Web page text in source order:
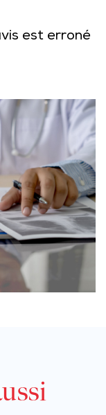
est erroné